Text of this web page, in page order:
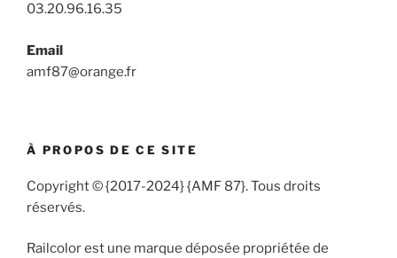
03.20.96.16.35
Email
amf87@orange.fr
À PROPOS DE CE SITE
Copyright © {2017-2024} {AMF 87}. Tous droits
réservés.
Railcolor est une marque déposée propriétée de